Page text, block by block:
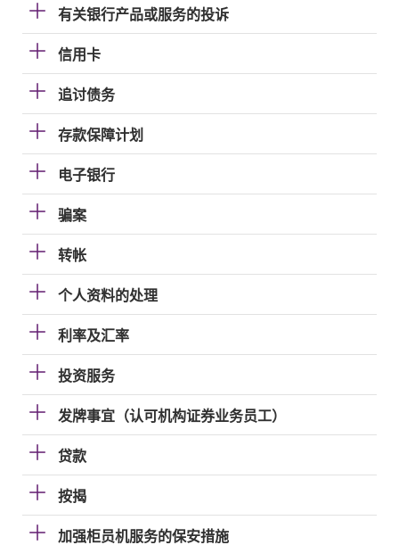
有关银行产品或服务的投诉
信用卡
追讨债务
存款保障计划
电子银行
骗案
转帐
个人资料的处理
利率及汇率
投资服务
发牌事宜（认可机构证券业务员工）
贷款
按揭
加强柜员机服务的保安措施